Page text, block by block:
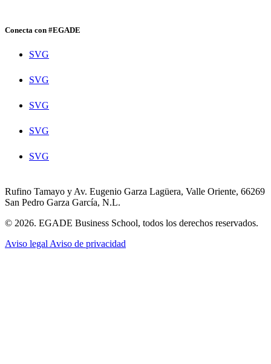
Conecta con #EGADE
SVG
SVG
SVG
SVG
SVG
Rufino Tamayo y Av. Eugenio Garza Lagüera, Valle Oriente, 66269
San Pedro Garza García, N.L.
© 2026. EGADE Business School, todos los derechos reservados.
Aviso legal Aviso de privacidad